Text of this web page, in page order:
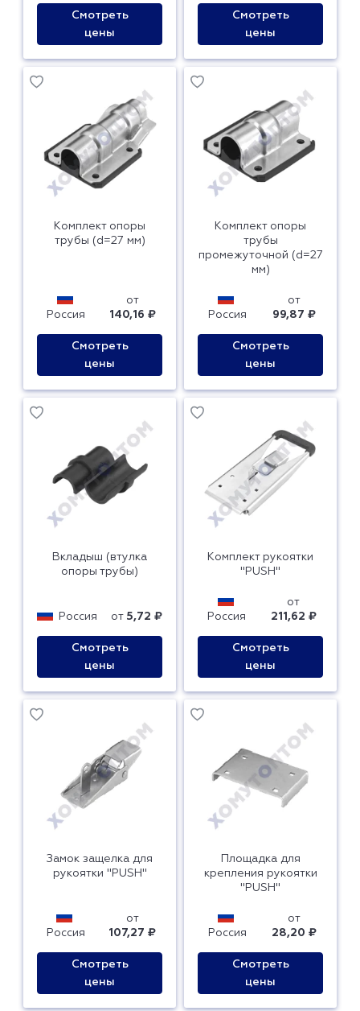
Смотреть
цены
Смотреть
цены
Комплект опоры
трубы (d=27 мм)
Россия
от
140,16 ₽
Смотреть
цены
Комплект опоры
трубы
промежуточной (d=27
мм)
Россия
от
99,87 ₽
Смотреть
цены
Вкладыш (втулка
опоры трубы)
Россия от 5,72 ₽
Смотреть
цены
Комплект рукоятки
"PUSH"
Россия
от
211,62 ₽
Смотреть
цены
Замок защелка для
рукоятки "PUSH"
Россия
от
107,27 ₽
Смотреть
цены
Площадка для
крепления рукоятки
"PUSH"
Россия
от
28,20 ₽
Смотреть
цены